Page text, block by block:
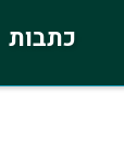
כתבות